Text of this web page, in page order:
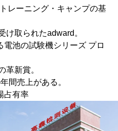
レーニング・キャンプの基
け取られたadward。
池の試験機シリーズ プロ
革新賞。
間売上がある。
占有率